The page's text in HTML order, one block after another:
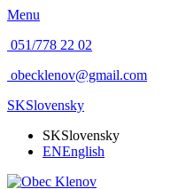
Menu
051/778 22 02
obecklenov@gmail.com
SKSlovensky
SKSlovensky
ENEnglish